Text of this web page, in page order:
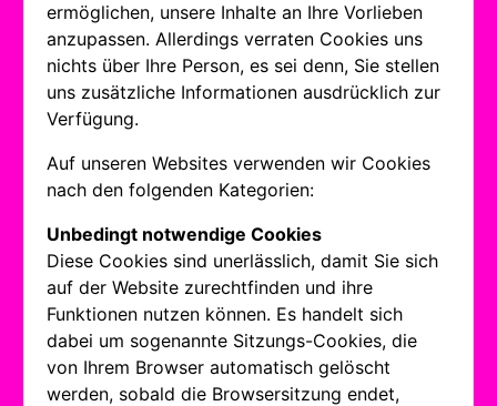
ermöglichen, unsere Inhalte an Ihre Vorlieben
anzupassen. Allerdings verraten Cookies uns
nichts über Ihre Person, es sei denn, Sie stellen
uns zusätzliche Informationen ausdrücklich zur
Verfügung.
Auf unseren Websites verwenden wir Cookies
nach den folgenden Kategorien:
Unbedingt notwendige Cookies
Diese Cookies sind unerlässlich, damit Sie sich
auf der Website zurechtfinden und ihre
Funktionen nutzen können. Es handelt sich
dabei um sogenannte Sitzungs-Cookies, die
von Ihrem Browser automatisch gelöscht
werden, sobald die Browsersitzung endet,